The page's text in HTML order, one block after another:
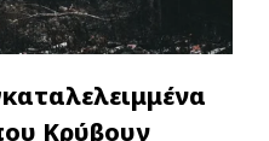
Κρύβουν